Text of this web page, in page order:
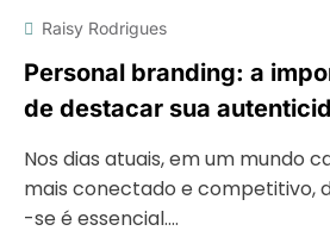
Raisy Rodrigues
Personal branding: a
de destacar sua
Nos dias atuais, em um mundo
mais conectado e competitivo,
-se é essencial.…